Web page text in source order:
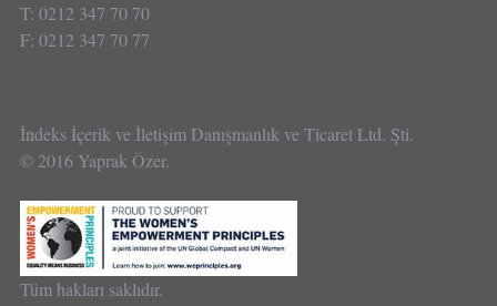
T: 0212 347 70 70
F: 0212 347 70 77
İndeks İçerik ve İletişim Danışmanlık ve Ticaret Ltd. Şti.
© 2016 Yaprak Özer.
Tüm hakları saklıdır.